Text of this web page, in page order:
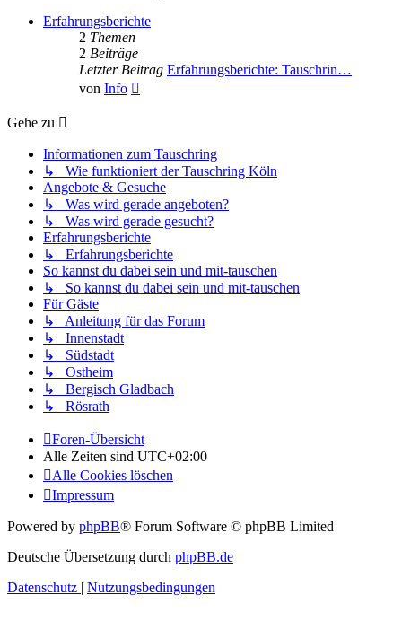
Erfahrungsberichte
2 Themen
2 Beiträge
Letzter Beitrag Erfahrungsberichte: Tauschrin…
von Info
Gehe zu
Informationen zum Tauschring
↳ Wie funktioniert der Tauschring Köln
Angebote & Gesuche
↳ Was wird gerade angeboten?
↳ Was wird gerade gesucht?
Erfahrungsberichte
↳ Erfahrungsberichte
So kannst du dabei sein und mit-tauschen
↳ So kannst du dabei sein und mit-tauschen
Für Gäste
↳ Anleitung für das Forum
↳ Innenstadt
↳ Südstadt
↳ Ostheim
↳ Bergisch Gladbach
↳ Rösrath
Foren-Übersicht
Alle Zeiten sind UTC+02:00
Alle Cookies löschen
Impressum
Powered by phpBB® Forum Software © phpBB Limited
Deutsche Übersetzung durch phpBB.de
Datenschutz | Nutzungsbedingungen